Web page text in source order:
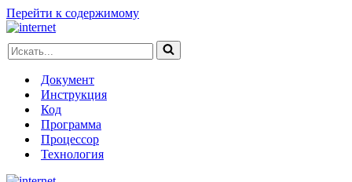
Перейти к содержимому
Искать...
Документ
Инструкция
Код
Программа
Процессор
Технология